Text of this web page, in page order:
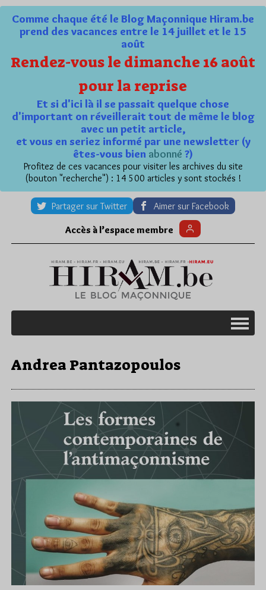
Comme chaque été le Blog Maçonnique Hiram.be
prend des vacances entre le 14 juillet et le 15
août
Rendez-vous le dimanche 16 août
pour la reprise
Et si d'ici là il se passait quelque chose
d'important on réveillerait tout de même le blog
avec un petit article,
et vous en seriez informé par une newsletter (y
êtes-vous bien abonné ?)
Profitez de ces vacances pour visiter les archives du site
(bouton "recherche") : 14 500 articles y sont stockés !
Partager sur Twitter Aimer sur Facebook
Accès à l’espace membre
Andrea Pantazopoulos